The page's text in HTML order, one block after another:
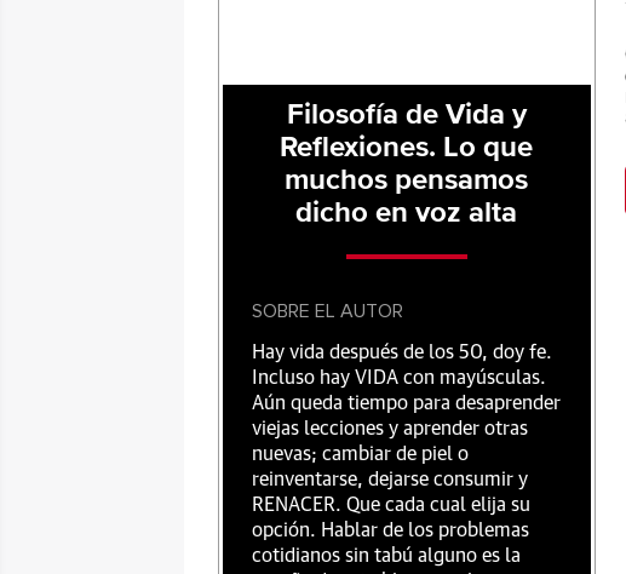
Filosofía de Vida y
Reflexiones. Lo que
muchos pensamos
dicho en voz alta
SOBRE EL AUTOR
Hay vida después de los 50, doy fe.
Incluso hay VIDA con mayúsculas.
Aún queda tiempo para desaprender
viejas lecciones y aprender otras
nuevas; cambiar de piel o
reinventarse, dejarse consumir y
RENACER. Que cada cual elija su
opción. Hablar de los problemas
cotidianos sin tabú alguno es la